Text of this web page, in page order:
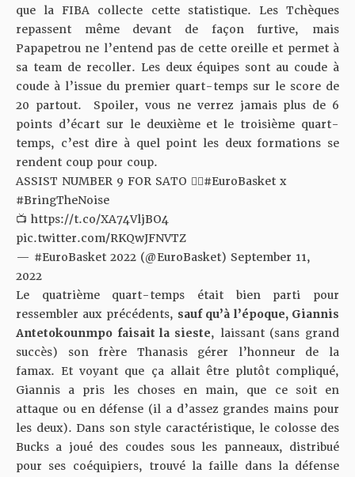
que la FIBA collecte cette statistique. Les Tchèques
repassent même devant de façon furtive, mais
Papapetrou ne l’entend pas de cette oreille et permet à
sa team de recoller. Les deux équipes sont au coude à
coude à l’issue du premier quart-temps sur le score de
20 partout. Spoiler, vous ne verrez jamais plus de 6
points d’écart sur le deuxième et le troisième quart-
temps, c’est dire à quel point les deux formations se
rendent coup pour coup.
ASSIST NUMBER 9 FOR SATO 🧙‍♂️#EuroBasket x
#BringTheNoise
📺 https://t.co/XA74VljBO4
pic.twitter.com/RKQwJFNVTZ
— #EuroBasket 2022 (@EuroBasket) September 11,
2022
Le quatrième quart-temps était bien parti pour
ressembler aux précédents, sauf qu’à l’époque, Giannis
Antetokounmpo faisait la sieste, laissant (sans grand
succès) son frère Thanasis gérer l’honneur de la
famax. Et voyant que ça allait être plutôt compliqué,
Giannis a pris les choses en main, que ce soit en
attaque ou en défense (il a d’assez grandes mains pour
les deux). Dans son style caractéristique, le colosse des
Bucks a joué des coudes sous les panneaux, distribué
pour ses coéquipiers, trouvé la faille dans la défense